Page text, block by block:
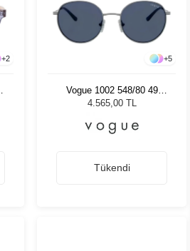
+2 +5
Vogue 1002 548/80 49
Çocuk Güneş Gözlüğü
4.565,00 TL
Tükendi